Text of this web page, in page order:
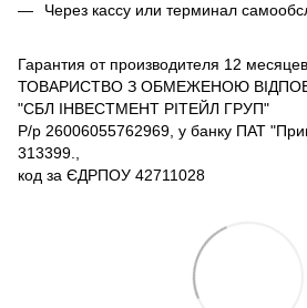
Через кассу или терминал
Гарантия от производителя 12 месяцев
ТОВАРИСТВО З ОБМЕЖЕНОЮ
"СБЛ ІНВЕСТМЕНТ РІТЕЙЛ ГРУП"
Р/р 26006055762969, у банку ПАТ
313399.,
код за ЄДРПОУ 42711028